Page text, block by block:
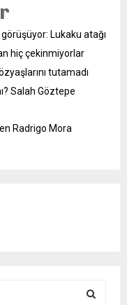
Lukaku atağı
hiç çekinmiyorlar
tutamadı
Salah Göztepe
Radrigo Mora